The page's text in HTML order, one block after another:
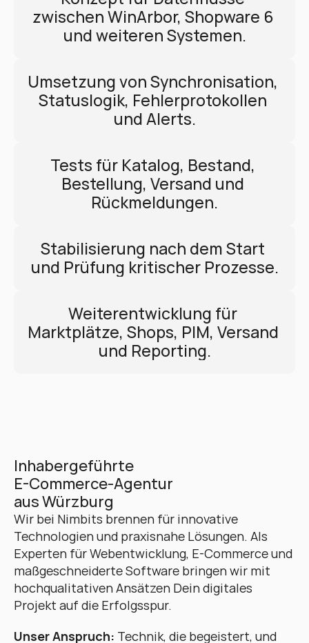
zwischen WinArbor, Shopware 6
und weiteren Systemen.
Umsetzung von Synchronisation,
Statuslogik, Fehlerprotokollen
und Alerts.
Tests für Katalog, Bestand,
Bestellung, Versand und
Rückmeldungen.
Stabilisierung nach dem Start
und Prüfung kritischer Prozesse.
Weiterentwicklung für
Marktplätze, Shops, PIM, Versand
und Reporting.
Inhabergeführte
E-Commerce-Agentur
aus Würzburg
Wir bei Nimbits brennen für innovative
Technologien und praxisnahe Lösungen. Als
Experten für Webentwicklung, E-Commerce und
maßgeschneiderte Software bringen wir mit
hochqualitativen Ansätzen Dein digitales
Projekt auf die Erfolgsspur.
Unser Anspruch: Technik, die begeistert, und